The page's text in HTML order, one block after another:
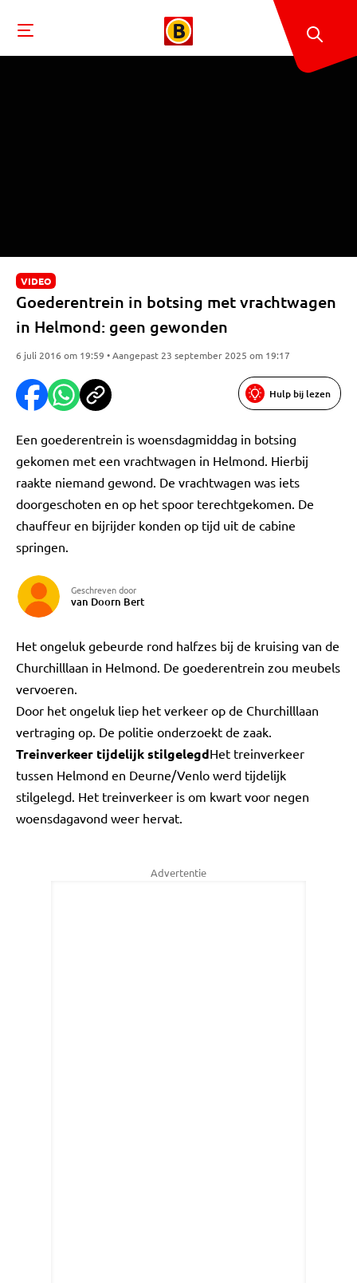
VIDEO
Goederentrein in botsing met vrachtwagen
in Helmond: geen gewonden
6 juli 2016 om 19:59 • Aangepast 23 september 2025 om 19:17
Hulp bij lezen
Een goederentrein is woensdagmiddag in botsing
gekomen met een vrachtwagen in Helmond. Hierbij
raakte niemand gewond. De vrachtwagen was iets
doorgeschoten en op het spoor terechtgekomen. De
chauffeur en bijrijder konden op tijd uit de cabine
springen.
Geschreven door
van Doorn Bert
Het ongeluk gebeurde rond halfzes bij de kruising van de
Churchilllaan in Helmond. De goederentrein zou meubels
vervoeren.
Door het ongeluk liep het verkeer op de Churchilllaan
vertraging op. De politie onderzoekt de zaak.
Treinverkeer tijdelijk stilgelegdHet treinverkeer
tussen Helmond en Deurne/Venlo werd tijdelijk
stilgelegd. Het treinverkeer is om kwart voor negen
woensdagavond weer hervat.
Advertentie